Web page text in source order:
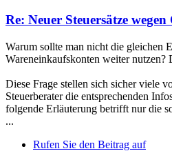
Re: Neuer Steuersätze
Warum sollte man nicht die gleichen
Wareneinkaufskonten weiter nutzen?
Diese Frage stellen sich sicher viele
Steuerberater die entsprechenden
folgende Erläuterung betrifft nur die
...
Rufen Sie den Beitrag auf